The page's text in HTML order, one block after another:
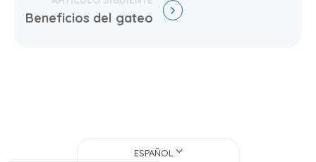
Beneficios del gateo
ESPAÑOL